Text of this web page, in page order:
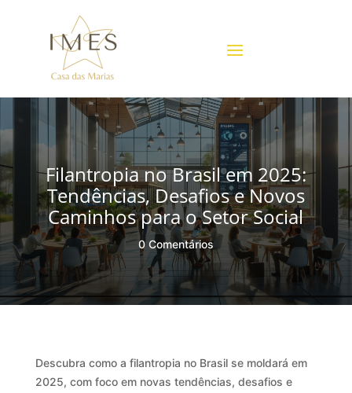
Filantropia no Brasil em 2025:
Tendências, Desafios e Novos
Caminhos para o Setor Social
0 Comentários
Descubra como a filantropia no Brasil se moldará em
2025, com foco em novas tendências, desafios e